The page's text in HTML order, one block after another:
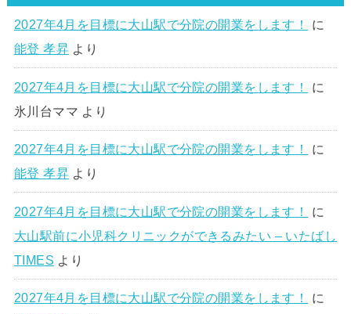
2027年4月を目標に大山駅で分院の開業をします！
に
能登 孝昇より
2027年4月を目標に大山駅で分院の開業をします！
に
氷川台ママ より
2027年4月を目標に大山駅で分院の開業をします！
に
能登 孝昇より
2027年4月を目標に大山駅で分院の開業をします！
に
大山駅前に小児科クリニックができるみたい – いたばし
TIMES より
2027年4月を目標に大山駅で分院の開業をします！
に